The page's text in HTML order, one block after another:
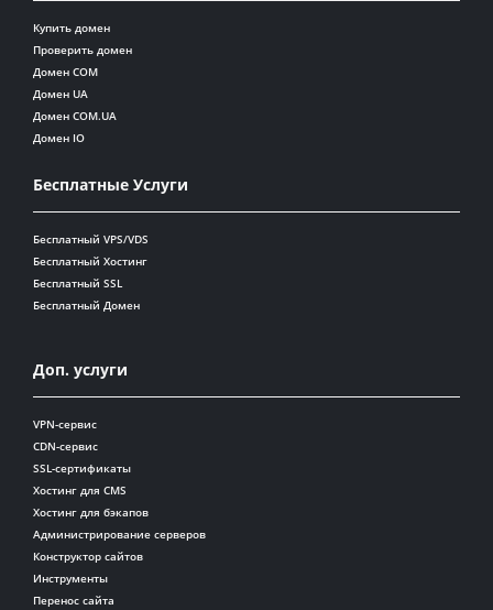
Купить домен
Проверить домен
Домен COM
Домен UA
Домен COM.UA
Домен IO
Бесплатные Услуги
Бесплатный VPS/VDS
Бесплатный Хостинг
Бесплатный SSL
Бесплатный Домен
Доп. услуги
VPN-сервис
CDN-сервис
SSL-сертификаты
Хостинг для CMS
Хостинг для бэкапов
Администрирование серверов
Конструктор сайтов
Инструменты
Перенос сайта